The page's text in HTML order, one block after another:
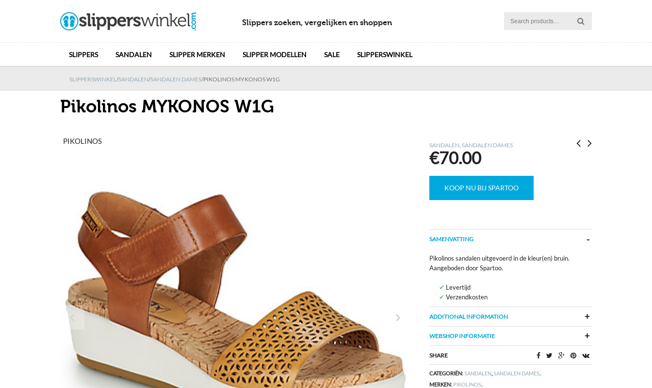
Slippers zoeken, vergelijken en shoppen
SLIPPERS SANDALEN SLIPPER MERKEN SLIPPER MODELLEN SALE SLIPPERSWINKEL
SLIPPERSWINKEL/SANDALEN/SANDALEN DAMES/PIKOLINOS MYKONOS W1G
Pikolinos MYKONOS W1G
PIKOLINOS SANDALEN, SANDALEN DAMES
€70.00
KOOP NU BIJ SPARTOO
SAMENVATTING
Pikolinos sandalen uitgevoerd in de kleur(en) bruin.
Aangeboden door Spartoo.
Levertijd
Verzendkosten
ADDITIONAL INFORMATION
WEBSHOP INFORMATIE
SHARE
CATEGORIËN:SANDALEN,SANDALEN DAMES.
MERKEN: PIKOLINOS.